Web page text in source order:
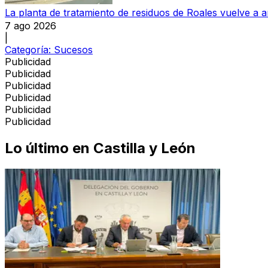
La planta de tratamiento de residuos de Roales vuelve a
7 ago 2026
Categoría: Sucesos
Publicidad
Publicidad
Publicidad
Publicidad
Publicidad
Publicidad
Lo último en Castilla y León